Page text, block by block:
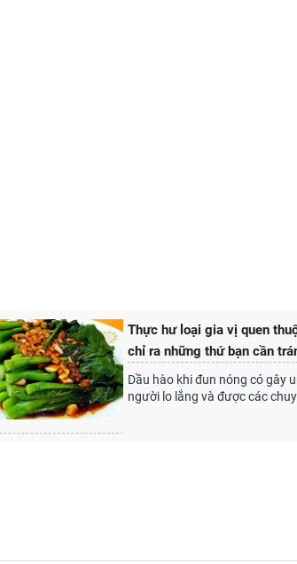
Thực hư loại gia vị quen
chỉ ra những thứ bạn cần
Dầu hào khi đun nóng có gây
người lo lắng và được các